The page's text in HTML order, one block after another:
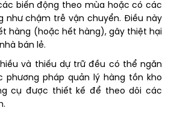
biến động theo mùa hoặc có các
như chậm trễ vận chuyển. Điều này
hàng (hoặc hết hàng), gây thiệt hại
bán lẻ.
và thiếu dự trữ đều có thể ngăn
phương pháp quản lý hàng tồn kho
cụ được thiết kế để theo dõi các